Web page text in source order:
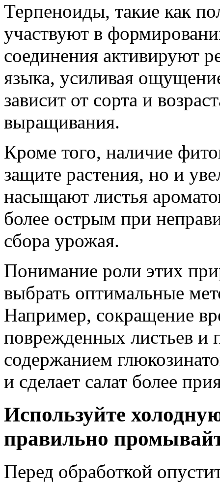
Терпеноиды, такие как
участвуют в
соединения активируют
языка, усиливая
зависит от сорта и
выращивания.
Кроме того, наличие
защите растения, но и
насыщают листья
более острым при
сбора урожая.
Понимание роли этих
выбрать оптимальные
Например, сокращение
поврежденных листьев и
содержанием
и сделает салат более
Используйте
правильно
Перед обработкой